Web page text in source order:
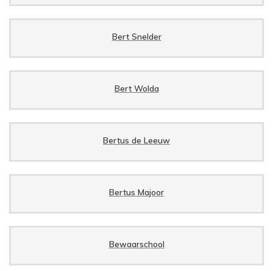
Bert Snelder
Bert Wolda
Bertus de Leeuw
Bertus Majoor
Bewaarschool